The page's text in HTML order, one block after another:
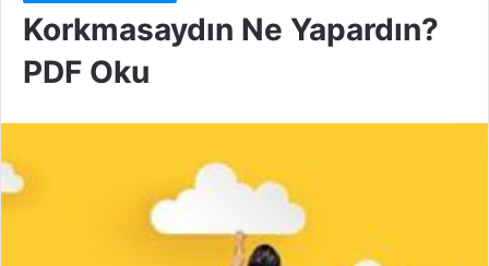
Korkmasaydın Ne Yapardın?
PDF Oku